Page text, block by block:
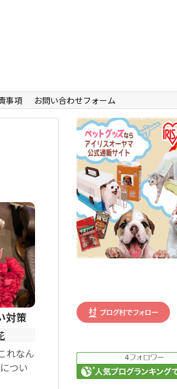
事項 お問い合わせフォーム
対策
れなん
つい
...